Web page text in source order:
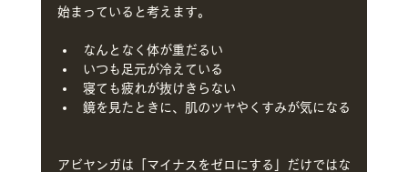
始まっていると考えます。
なんとなく体が重だるい
いつも足元が冷えている
寝ても疲れが抜けきらない
鏡を見たときに、肌のツヤやくすみが気になる
アビヤンガは「マイナスをゼロにする」だけではな